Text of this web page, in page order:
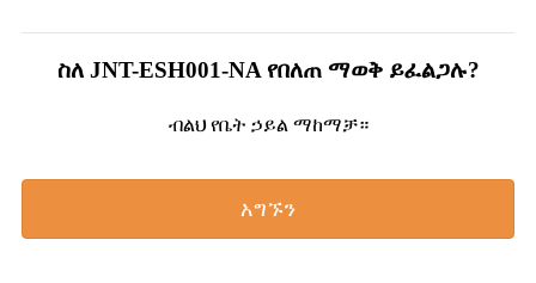
ስለ JNT-ESH001-NA የበለጠ ማወቅ ይፈልጋሉ?
ብልህ የቤት ኃይል ማከማቻ።
አግኙን